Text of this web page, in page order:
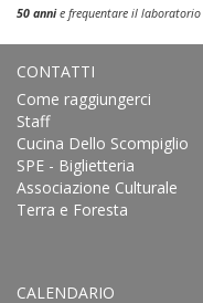
50 annie frequentare il laboratorio
CONTATTI
Come raggiungerci
Staff
Cucina Dello Scompiglio
SPE - Biglietteria
Associazione Culturale
Terra e Foresta
CALENDARIO